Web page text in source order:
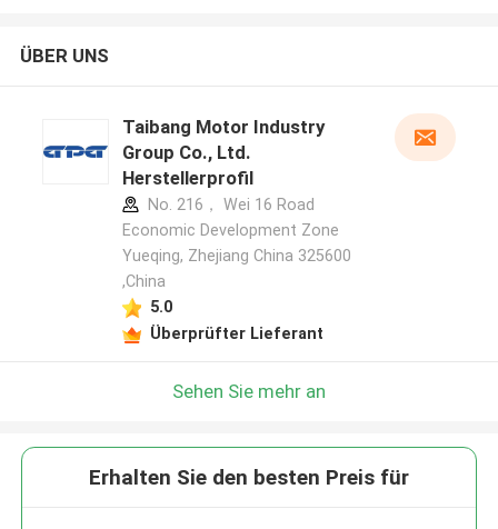
ÜBER UNS
Taibang Motor Industry
Group Co., Ltd.
Herstellerprofil
No. 216， Wei 16 Road
Economic Development Zone
Yueqing, Zhejiang China 325600
,China
5.0
Überprüfter Lieferant
Sehen Sie mehr an
Erhalten Sie den besten Preis für